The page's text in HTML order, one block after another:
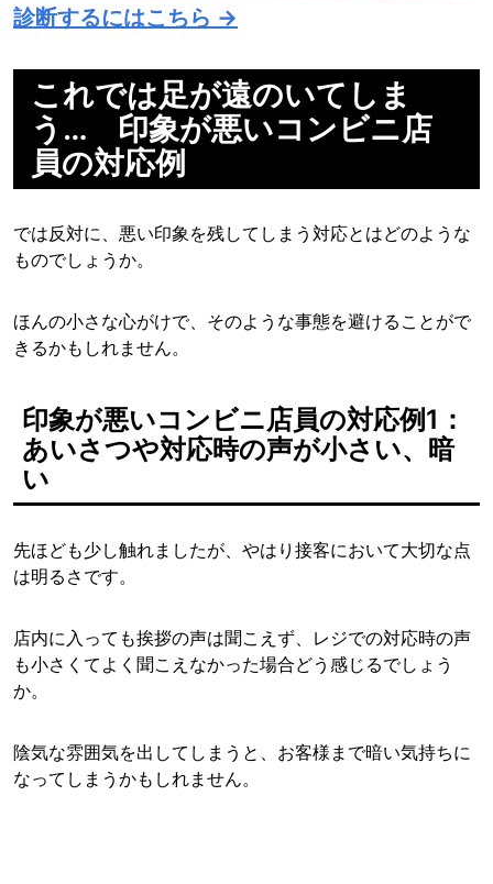
診断するにはこちら →
これでは足が遠のいてしま
う… 印象が悪いコンビニ店
員の対応例
では反対に、悪い印象を残してしまう対応とはどのような
ものでしょうか。
ほんの小さな心がけで、そのような事態を避けることがで
きるかもしれません。
印象が悪いコンビニ店員の対応例1：
あいさつや対応時の声が小さい、暗
い
先ほども少し触れましたが、やはり接客において大切な点
は明るさです。
店内に入っても挨拶の声は聞こえず、レジでの対応時の声
も小さくてよく聞こえなかった場合どう感じるでしょう
か。
陰気な雰囲気を出してしまうと、お客様まで暗い気持ちに
なってしまうかもしれません。